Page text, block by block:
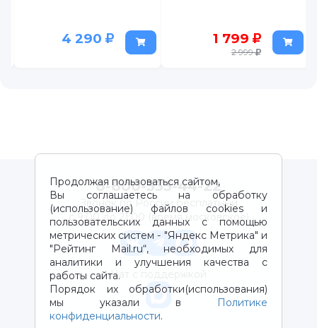
4 290 1 799
2 999
Продолжая пользоваться сайтом,
Вы соглашаетесь на обработку
(использование) файлов cookies и
пользовательских данных с помощью
метрических систем - "Яндекс Метрика" и
"Рейтинг Mail.ru“, необходимых для
аналитики и улучшения качества с
работы сайта.
Порядок их обработки(использования)
мы указали в
Политике
конфиденциальности.
8-800-333-44-22
Звонок по России бесплатный
с 9:00 до 21:00 (время московское)
Чат с поддержкой